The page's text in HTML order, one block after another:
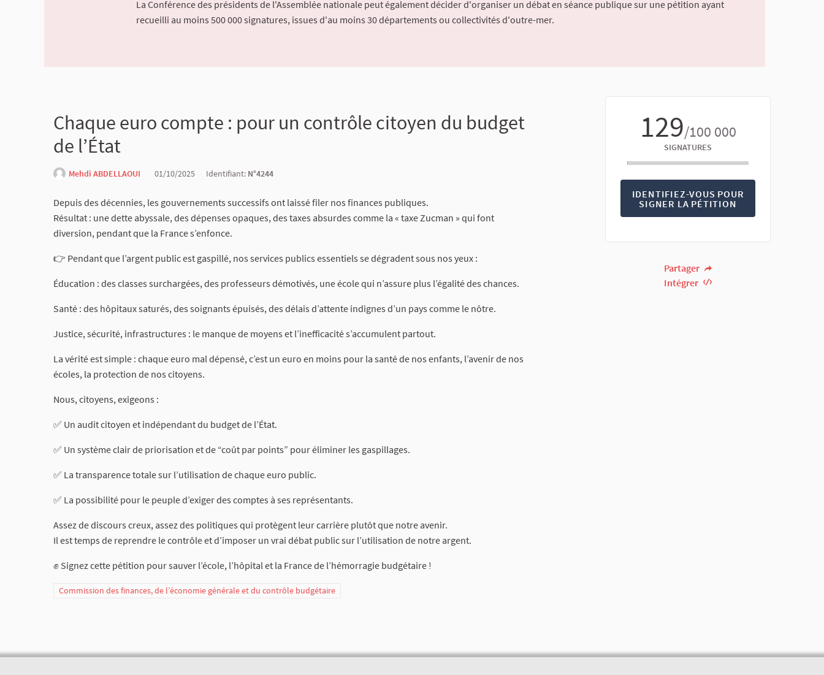
La Conférence des présidents de l'Assemblée nationale peut également décider d'organiser un débat en séance publique sur une pétition ayant
recueilli au moins 500 000 signatures, issues d'au moins 30 départements ou collectivités d'outre-mer.
129/100 000
SIGNATURES
IDENTIFIEZ-VOUS POUR
SIGNER LA PÉTITION
Partager
Intégrer
Chaque euro compte : pour un contrôle citoyen du budget
de l’État
Mehdi ABDELLAOUI 01/10/2025 Identifiant: N°4244
Depuis des décennies, les gouvernements successifs ont laissé filer nos finances publiques.
Résultat : une dette abyssale, des dépenses opaques, des taxes absurdes comme la « taxe Zucman » qui font
diversion, pendant que la France s’enfonce.
👉 Pendant que l’argent public est gaspillé, nos services publics essentiels se dégradent sous nos yeux :
Éducation : des classes surchargées, des professeurs démotivés, une école qui n’assure plus l’égalité des chances.
Santé : des hôpitaux saturés, des soignants épuisés, des délais d’attente indignes d’un pays comme le nôtre.
Justice, sécurité, infrastructures : le manque de moyens et l’inefficacité s’accumulent partout.
La vérité est simple : chaque euro mal dépensé, c’est un euro en moins pour la santé de nos enfants, l’avenir de nos
écoles, la protection de nos citoyens.
Nous, citoyens, exigeons :
✅ Un audit citoyen et indépendant du budget de l’État.
✅ Un système clair de priorisation et de “coût par points” pour éliminer les gaspillages.
✅ La transparence totale sur l’utilisation de chaque euro public.
✅ La possibilité pour le peuple d’exiger des comptes à ses représentants.
Assez de discours creux, assez des politiques qui protègent leur carrière plutôt que notre avenir.
Il est temps de reprendre le contrôle et d’imposer un vrai débat public sur l’utilisation de notre argent.
✊ Signez cette pétition pour sauver l’école, l’hôpital et la France de l’hémorragie budgétaire !
Commission des finances, de l’économie générale et du contrôle budgétaire